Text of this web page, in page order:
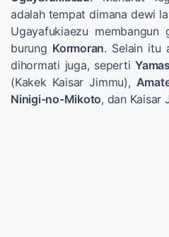
adalah tempat dimana dewi
Ugayafukiaezu
burung Kormoran. Selain itu
dihormati juga, seperti
(Kakek Kaisar Jimmu),
Ninigi-no-Mikoto, dan Kaisar